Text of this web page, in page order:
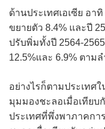
ด้านประเทศเอเซีย อา
ขยายตัว 8.4% และปี
ปรับพิ่มทั้งปี 2564-
12.5%และ 6.9% ตาม
อย่างไรก็ตามประเทศ
มุมมองชะลอเมื่อเทียบ
ประเทศที่พึ่งพาภาคกา